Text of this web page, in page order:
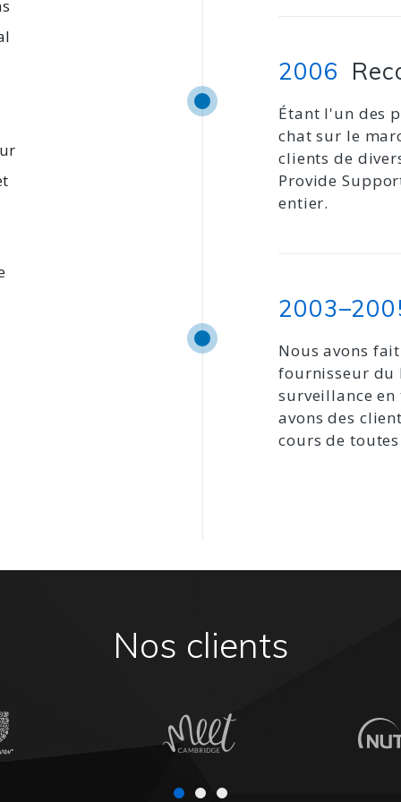
2006
Étant l'un des
chat sur le
clients de
Provide
entier.
Nous avons
fournisseur du
surveillance
avons des
cours de toutes
Nos clients